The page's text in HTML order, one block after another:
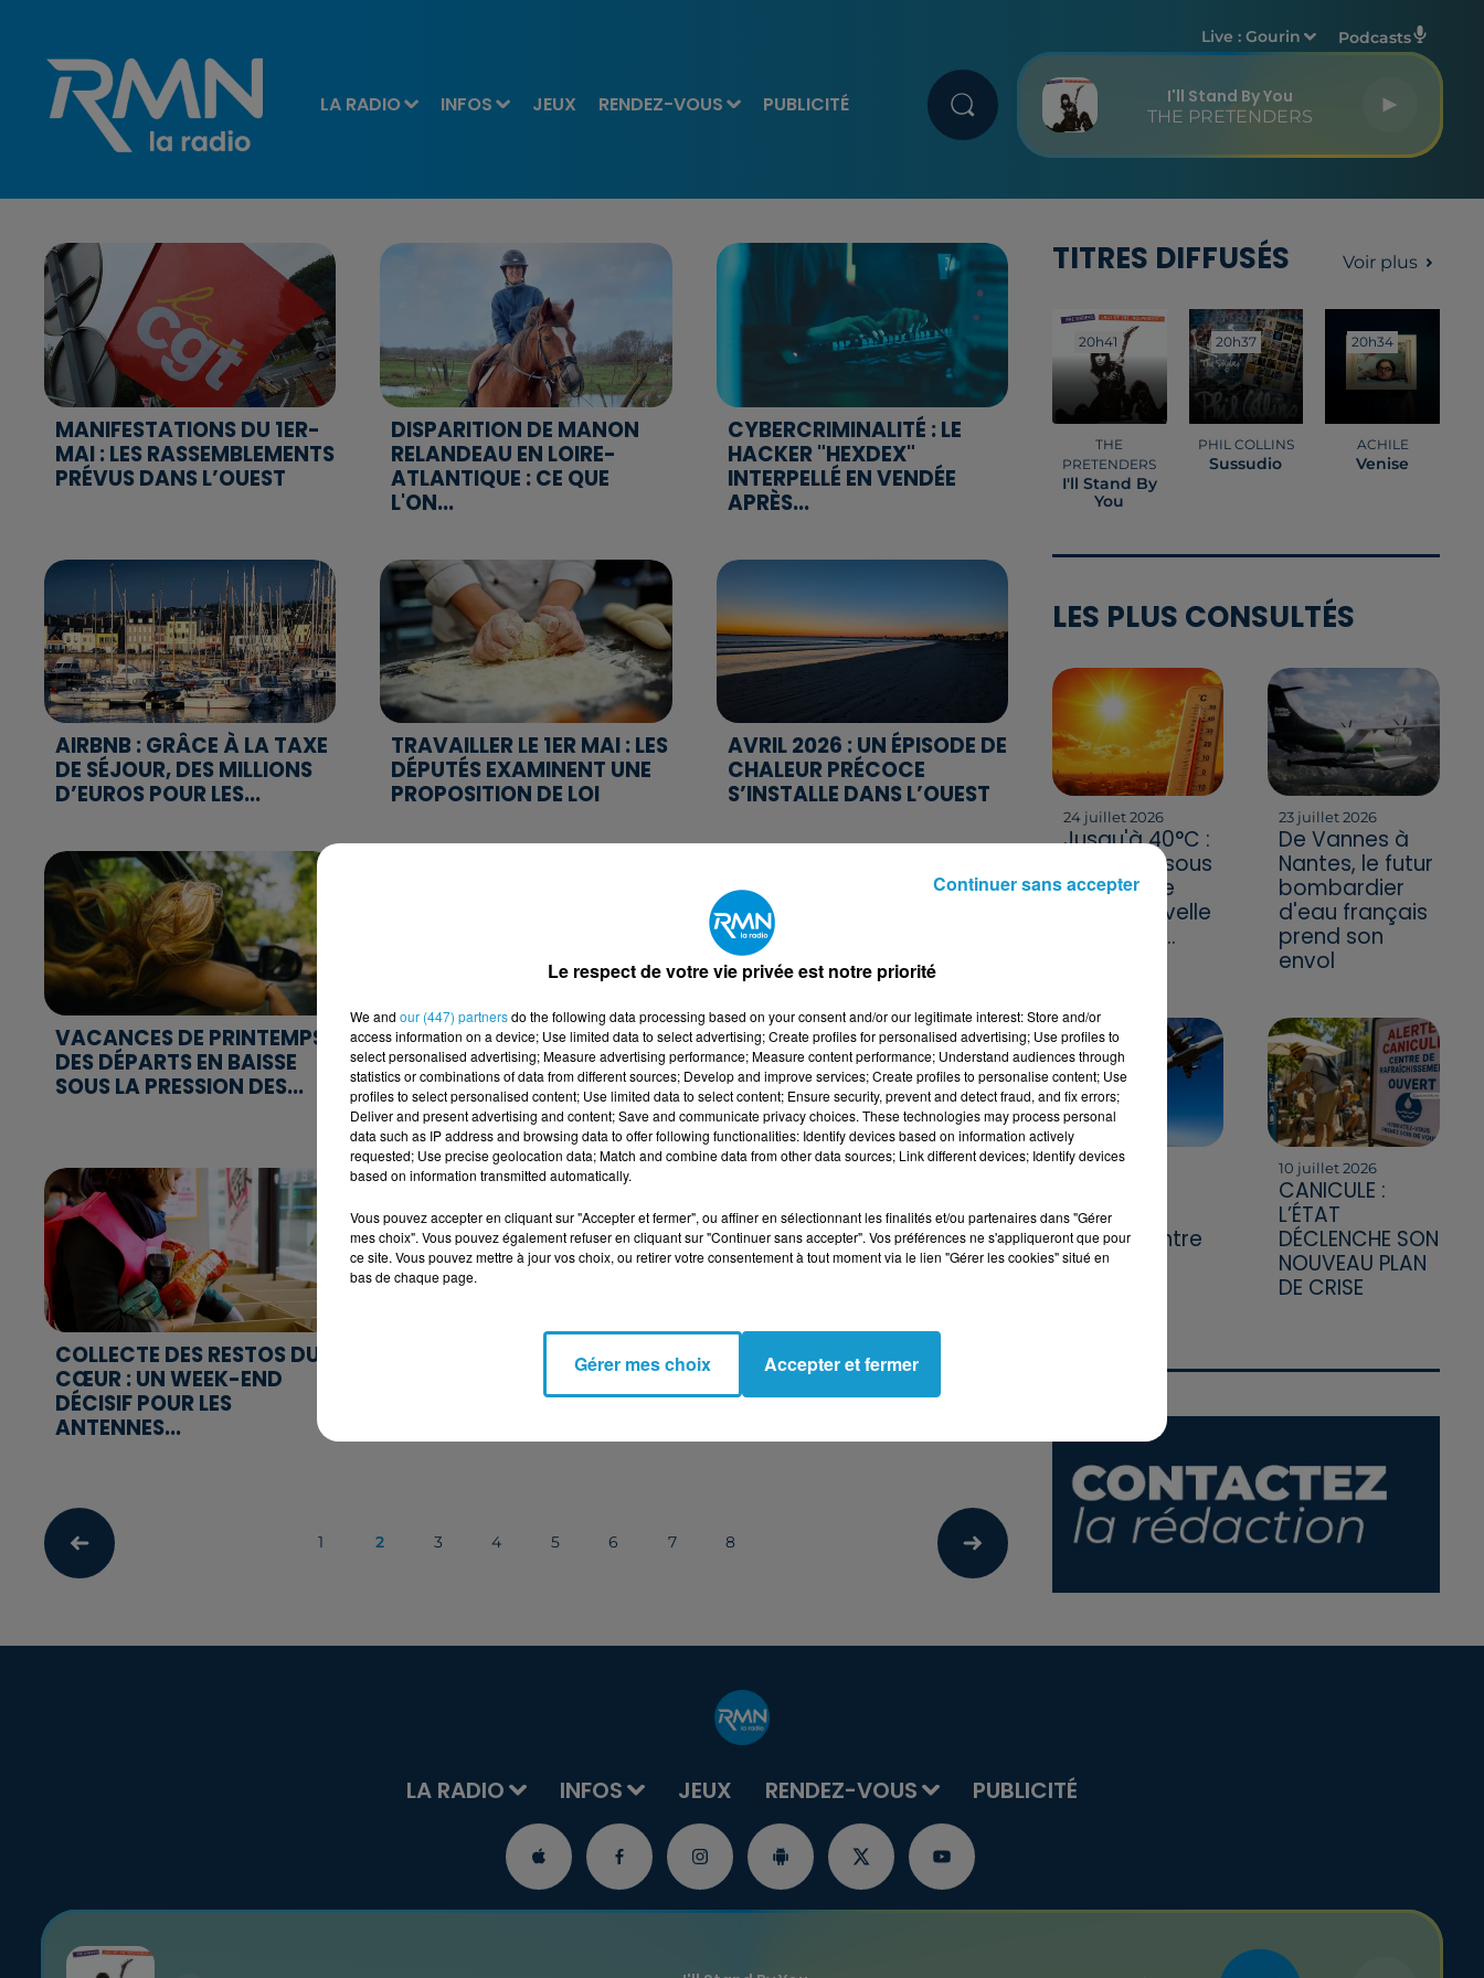
LA RADIO INFOS JEUX RENDEZ-VOUS PUBLICITÉ
Live :Gourin Podcasts
I'll Stand By You
THE PRETENDERS
MANIFESTATIONS DU 1ER-
MAI : LES RASSEMBLEMENTS
PRÉVUS DANS L’OUEST
DISPARITION DE MANON
RELANDEAU EN LOIRE-
ATLANTIQUE : CE QUE
L'ON...
CYBERCRIMINALITÉ : LE
HACKER "HEXDEX"
INTERPELLÉ EN VENDÉE
APRÈS...
AIRBNB : GRÂCE À LA TAXE
DE SÉJOUR, DES MILLIONS
D’EUROS POUR LES...
TRAVAILLER LE 1ER MAI : LES
DÉPUTÉS EXAMINENT UNE
PROPOSITION DE LOI
AVRIL 2026 : UN ÉPISODE DE
CHALEUR PRÉCOCE
S’INSTALLE DANS L’OUEST
VACANCES DE PRINTEMPS :
DES DÉPARTS EN BAISSE
SOUS LA PRESSION DES...
MAQUEREAU : L’UNION
EUROPÉENNE ASSOUPLIT
LES QUOTAS MALGRÉ
L’ALERTE...
ÉDUCATION NATIONALE :
UNE MOBILISATION
D’AMPLEUR S’ORGANISE
PARTOUT...
COLLECTE DES RESTOS DU
CŒUR : UN WEEK-END
DÉCISIF POUR LES
ANTENNES...
DROIT D’ASILE : UNE
NOUVELLE ORGANISATION
À NANTES POUR LES...
SÉCURITÉ ROUTIÈRE : LA DIR
OUEST DÉCLENCHE UNE
ALERTE EN TEMPS RÉEL...
1 2 3 4 5 6 7 8
TITRES DIFFUSÉS Voir plus
20h41
20h41
THE
PRETENDERS
I'll Stand By
You
20h37
20h37
PHIL COLLINS
Sussudio
20h34
20h34
ACHILE
Venise
LES PLUS CONSULTÉS
24 juillet 2026
Jusqu'à 40°C :
la France sous
la menace
d'une nouvelle
vague de...
23 juillet 2026
De Vannes à
Nantes, le futur
bombardier
d'eau français
prend son
envol
20 juillet 2026
géant de
l'armée entre
en guerre
10 juillet 2026
CANICULE :
L’ÉTAT
DÉCLENCHE SON
NOUVEAU PLAN
DE CRISE
LA RADIO INFOS JEUX RENDEZ-VOUS PUBLICITÉ
Le respect de votre vie privée est notre priorité
We and our (447) partnersdo the following data processing based on your consent and/or our legitimate interest: Store and/or
access information on a device; Use limited data to select advertising; Create profiles for personalised advertising; Use profiles to
select personalised advertising; Measure advertising performance; Measure content performance; Understand audiences through
statistics or combinations of data from different sources; Develop and improve services; Create profiles to personalise content; Use
profiles to select personalised content; Use limited data to select content; Ensure security, prevent and detect fraud, and fix errors;
Deliver and present advertising and content; Save and communicate privacy choices. These technologies may process personal
data such as IP address and browsing data to offer following functionalities: Identify devices based on information actively
requested; Use precise geolocation data; Match and combine data from other data sources; Link different devices; Identify devices
based on information transmitted automatically.
Vous pouvez accepter en cliquant sur "Accepter et fermer", ou affiner en sélectionnant les finalités et/ou partenaires dans "Gérer
mes choix". Vous pouvez également refuser en cliquant sur "Continuer sans accepter". Vos préférences ne s'appliqueront que pour
ce site. Vous pouvez mettre à jour vos choix, ou retirer votre consentement à tout moment via le lien "Gérer les cookies" situé en
bas de chaque page.
Gérer mes choix Accepter et fermer
Continuer sans accepter